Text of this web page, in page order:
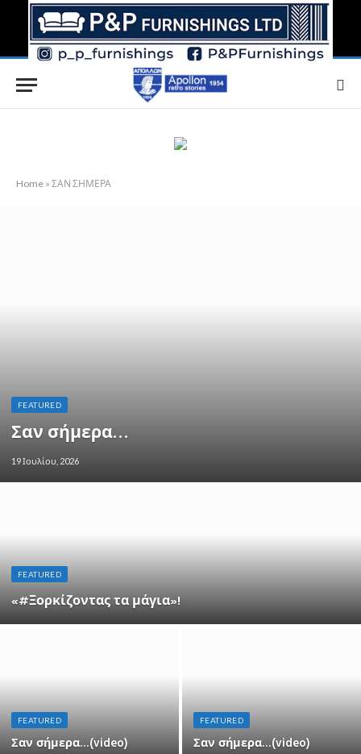
Home » ΣΑΝ ΣΗΜΕΡΑ
FEATURED
Σαν σήμερα…
19 Ιουλίου, 2026
FEATURED
«#Ξορκίζοντας τα μάγια»!
FEATURED
Σαν σήμερα…(video)
FEATURED
Σαν σήμερα…(video)